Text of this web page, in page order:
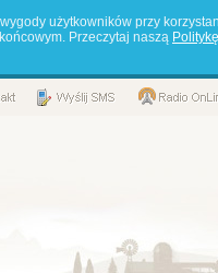
użytkowników przy
Przeczytaj naszą